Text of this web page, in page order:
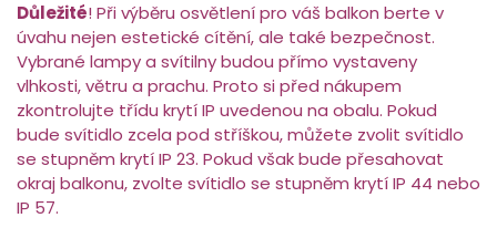
Důležité! Při výběru osvětlení pro váš balkon berte v
úvahu nejen estetické cítění, ale také bezpečnost.
Vybrané lampy a svítilny budou přímo vystaveny
vlhkosti, větru a prachu. Proto si před nákupem
zkontrolujte třídu krytí IP uvedenou na obalu. Pokud
bude svítidlo zcela pod stříškou, můžete zvolit svítidlo
se stupněm krytí IP 23. Pokud však bude přesahovat
okraj balkonu, zvolte svítidlo se stupněm krytí IP 44 nebo
IP 57.